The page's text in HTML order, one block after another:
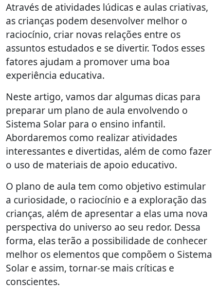
Através de atividades lúdicas e aulas criativas,
as crianças podem desenvolver melhor o
raciocínio, criar novas relações entre os
assuntos estudados e se divertir. Todos esses
fatores ajudam a promover uma boa
experiência educativa.
Neste artigo, vamos dar algumas dicas para
preparar um plano de aula envolvendo o
Sistema Solar para o ensino infantil.
Abordaremos como realizar atividades
interessantes e divertidas, além de como fazer
o uso de materiais de apoio educativo.
O plano de aula tem como objetivo estimular
a curiosidade, o raciocínio e a exploração das
crianças, além de apresentar a elas uma nova
perspectiva do universo ao seu redor. Dessa
forma, elas terão a possibilidade de conhecer
melhor os elementos que compõem o Sistema
Solar e assim, tornar-se mais críticas e
conscientes.